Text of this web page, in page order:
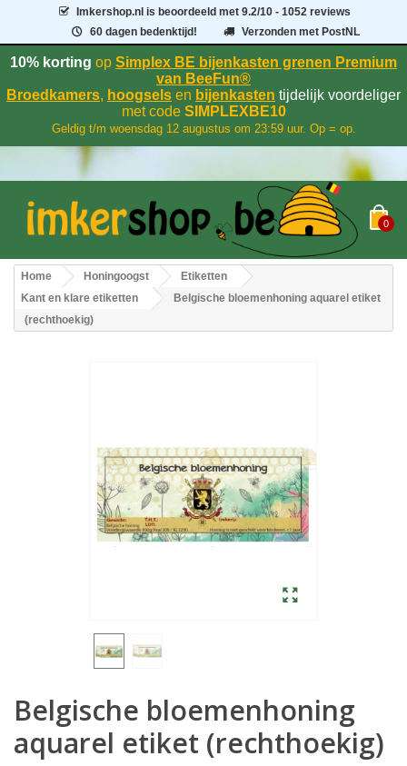
Imkershop.nl is beoordeeld met9.2/10 - 1052 reviews
60 dagen bedenktijd!
Verzonden met PostNL
10% korting op Simplex BE bijenkasten grenen Premium
van BeeFun®
Broedkamers, hoogsels en bijenkasten tijdelijk voordeliger
met codeSIMPLEXBE10
Geldig t/m woensdag 12 augustus om 23:59 uur. Op = op.
0
Home Honingoogst
Etiketten
Kant en klare etiketten
Belgische bloemenhoning aquarel etiket
(rechthoekig)
Belgische bloemenhoning
aquarel etiket (rechthoekig)